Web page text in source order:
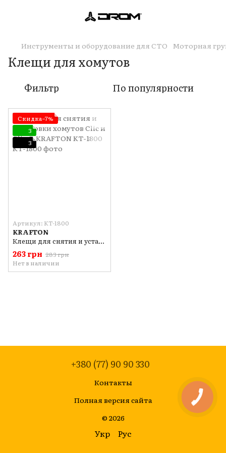
Инструменты и оборудование для СТО Моторная
Клещи для хомутов
Фильтр По популярности
Скидка−7%
3
3
Артикул: KT-1800
KRAFTON
Клещи для снятия и установки хомутов Clic и Clic-R KRAFTON KT-1800
263 грн 283 грн
Нет в наличии
+380 (77) 90 90 330
Контакты
Полная версия сайта
© 2026
Укр Рус